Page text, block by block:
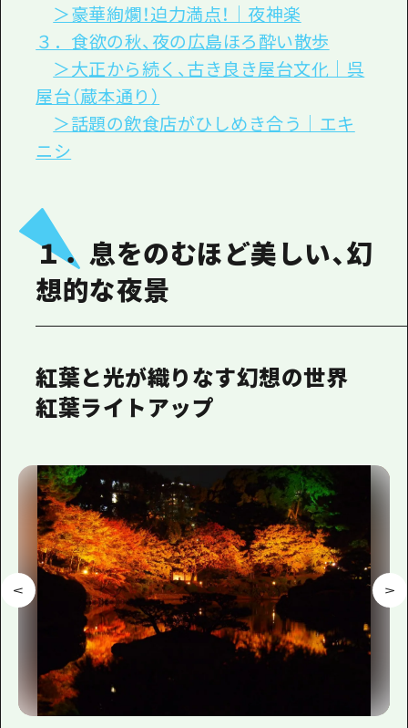
＞豪華絢爛！迫力満点！｜夜神楽
３．食欲の秋、夜の広島ほろ酔い散歩
＞大正から続く、古き良き屋台文化｜呉
屋台（蔵本通り）
＞話題の飲食店がひしめき合う｜エキ
ニシ
１．息をのむほど美しい、幻
想的な夜景
紅葉と光が織りなす幻想の世界
紅葉ライトアップ